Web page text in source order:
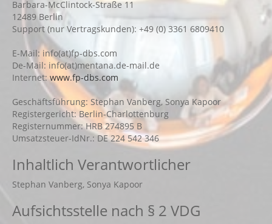
Barbara-McClintock-Straße 11
12489 Berlin
Support (nur Vertragskunden): +49 (0) 3361 6809410
E-Mail: info(at)fp-dbs.com
De-Mail: info(at)mentana.de-mail.de
Internet:www.fp-dbs.com
Geschäftsführung: Stephan Vanberg, Sonya Kapoor
Registergericht: Berlin-Charlottenburg
Registernummer: HRB 274895 B
Umsatzsteuer-IdNr.: DE 224 542 346
Inhaltlich Verantwortlicher
Stephan Vanberg, Sonya Kapoor
Aufsichtsstelle nach § 2 VDG